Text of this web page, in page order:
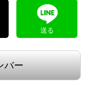
送る
バー